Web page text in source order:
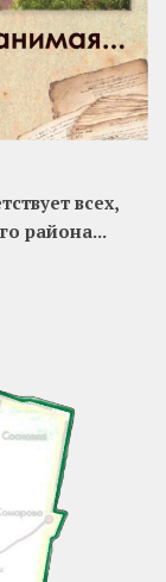
всех,
района...